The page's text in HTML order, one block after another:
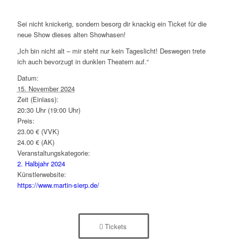
Sei nicht knickerig, sondern besorg dir knackig ein Ticket für die
neue Show dieses alten Showhasen!
„Ich bin nicht alt – mir steht nur kein Tageslicht! Deswegen trete
ich auch bevorzugt in dunklen Theatern auf.“
Datum:
15. November 2024
Zeit (Einlass):
20:30 Uhr (19:00 Uhr)
Preis:
23.00 € (VVK)
24.00 € (AK)
Veranstaltungskategorie:
2. Halbjahr 2024
Künstlerwebsite:
https://www.martin-sierp.de/
Tickets